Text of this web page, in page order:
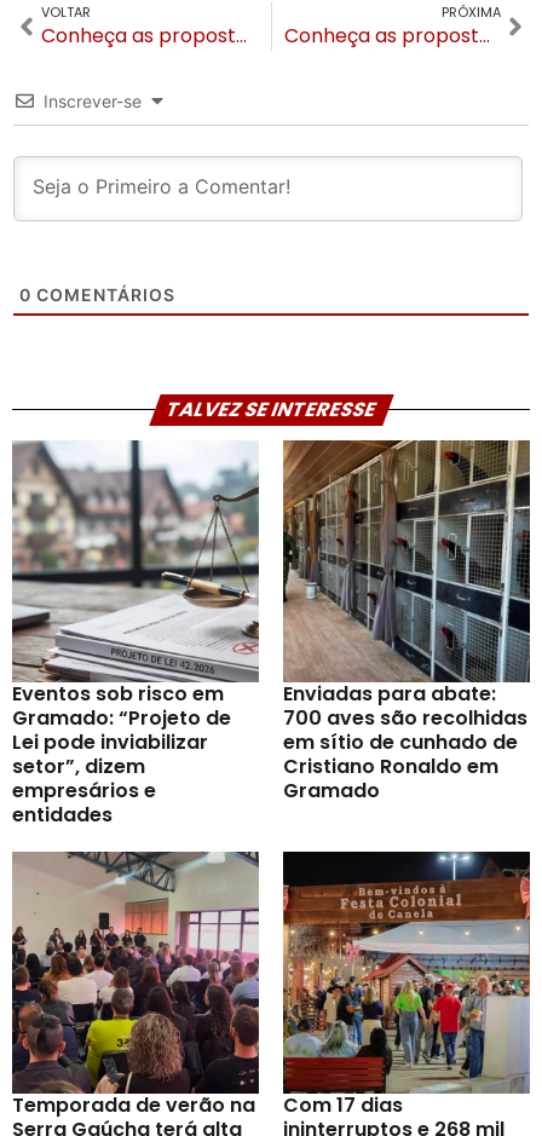
VOLTAR
Conheça as propostas de Nestor Tissot e Luia Barbacovi candidatos a prefeito e vice em Gramado
PRÓXIMA
Conheça as propostas de Gilberto Cezar e Tolão candidatos a prefeito e vice em Canela
Inscrever-se
0 COMENTÁRIOS
TALVEZ SE INTERESSE
Eventos sob risco em
Gramado: “Projeto de
Lei pode inviabilizar
setor”, dizem
empresários e
entidades
Enviadas para abate:
700 aves são recolhidas
em sítio de cunhado de
Cristiano Ronaldo em
Gramado
Temporada de verão na
Serra Gaúcha terá alta
Com 17 dias
ininterruptos e 268 mil